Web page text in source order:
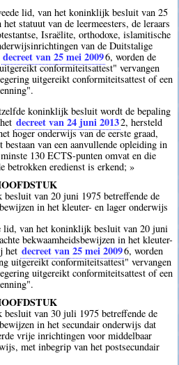
lid, van het koninklijk besluit van 25
statuut van de leermeesters, de leraars
Israëlite, orthodoxe, islamitische
van de Duitstalige
decreet van 25 mei 20096, worden de
conformiteitsattest" vervangen
uitgereikt conformiteitsattest of een
koninklijk besluit wordt de bepaling
decreet van 24 juni 20132, hersteld
hoger onderwijs van de eerste graad,
van een aanvullende opleiding in
130 ECTS-punten omvat en die
betrokken eredienst is erkend; »
van 20 juni 1975 betreffende de
in het kleuter- en lager onderwijs
lid, van het koninklijk besluit van 20 juni
bekwaamheidsbewijzen in het kleuter-
het decreet van 25 mei 20096, worden
uitgereikt conformiteitsattest" vervangen
uitgereikt conformiteitsattest of een
van 30 juli 1975 betreffende de
in het secundair onderwijs dat
vrije inrichtingen voor middelbaar
met inbegrip van het postsecundair